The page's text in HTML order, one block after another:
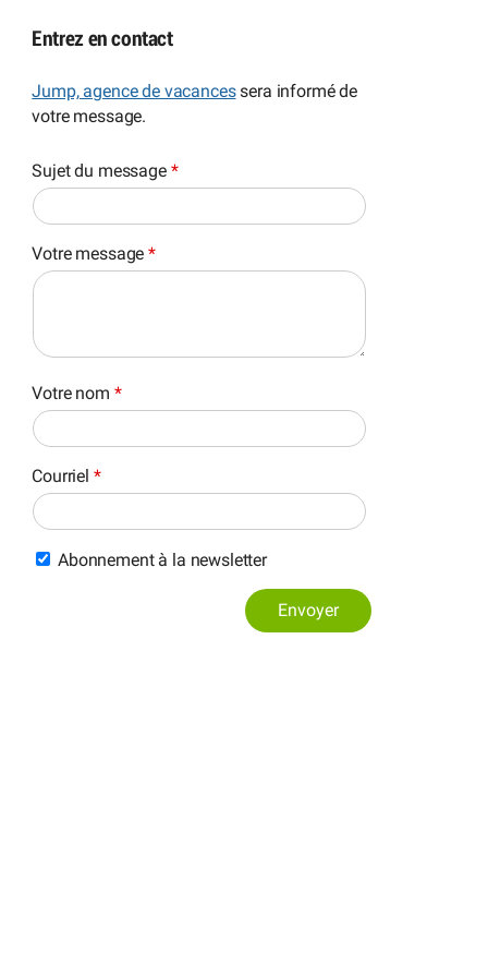
Entrez en contact
Jump, agence de vacancessera informé de
votre message.
Sujet du message *
Votre message*
Votre nom *
Courriel *
Abonnement à la newsletter
Envoyer